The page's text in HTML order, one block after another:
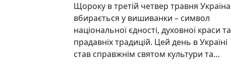
Щороку в третій четвер травня Україна
вбирається у вишиванки – символ
національної єдності, духовної краси та
прадавніх традицій. Цей день в Україні
став справжнім святом культури та…